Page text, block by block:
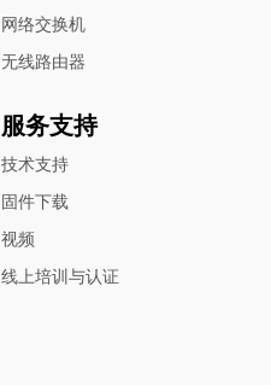
网络交换机
无线路由器
服务支持
技术支持
固件下载
视频
线上培训与认证